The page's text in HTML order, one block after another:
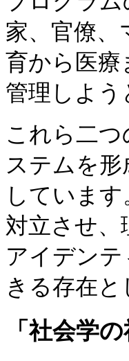
家、官僚、
育から医療
管理しよう
これら二
ステムを
していま
対立させ、
アイデン
きる存在と
「社会学